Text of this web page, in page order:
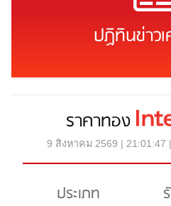
ปฏิทินข่าว
ราคาทอง
9 สิงหาคม 2569 | 21:01:47 |
ประเภท